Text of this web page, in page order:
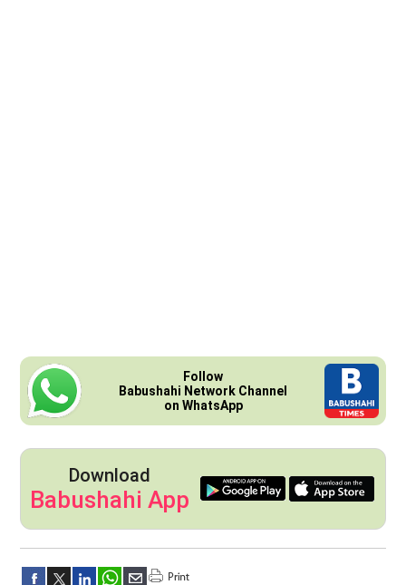
Follow
Babushahi Network Channel
on WhatsApp
Download
Babushahi App